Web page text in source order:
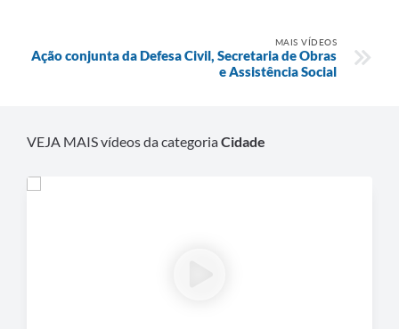
MAIS VÍDEOS
Ação conjunta da Defesa Civil, Secretaria de Obras
e Assistência Social
VEJA MAIS vídeos da categoriaCidade